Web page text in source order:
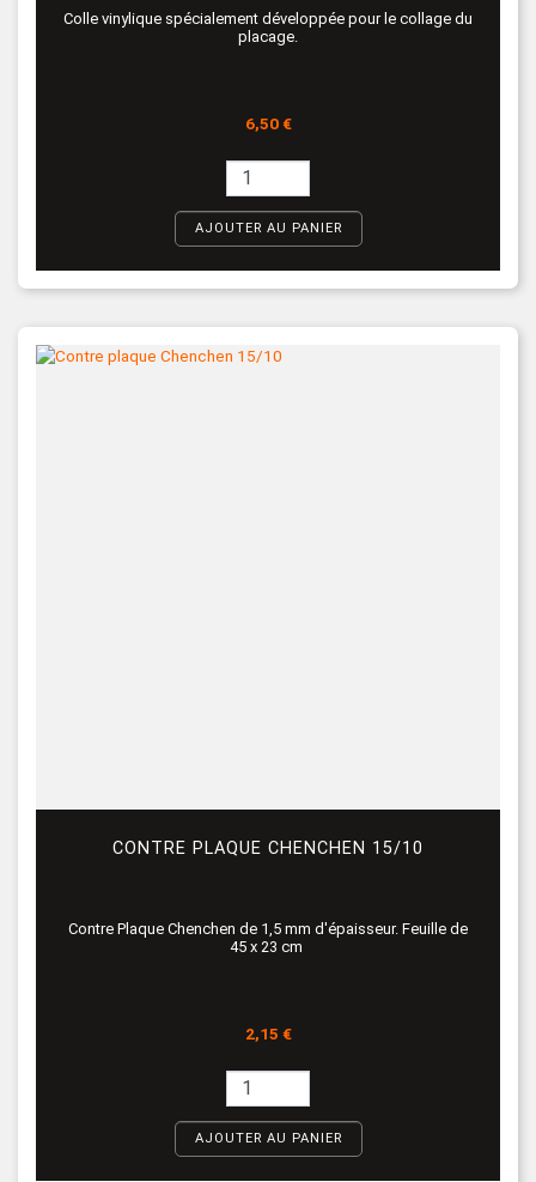
Colle vinylique spécialement développée pour le collage du
placage.
Prix
6,50 €
AJOUTER AU PANIER
CONTRE PLAQUE CHENCHEN 15/10
Contre Plaque Chenchen de 1,5 mm d'épaisseur. Feuille de
45 x 23 cm
Prix
2,15 €
AJOUTER AU PANIER